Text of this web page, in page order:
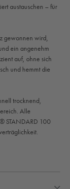
austauschen – für
gewonnen wird,
ein angenehm
auf, ohne sich
und hemmt die
trocknend,
Alle
STANDARD 100